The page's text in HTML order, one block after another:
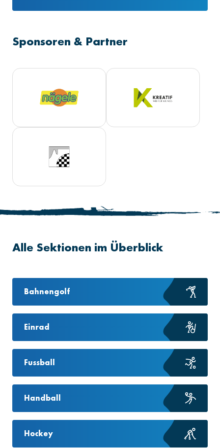
Sponsoren & Partner
Alle Sektionen im Überblick
Bahnengolf
Einrad
Fussball
Handball
Hockey